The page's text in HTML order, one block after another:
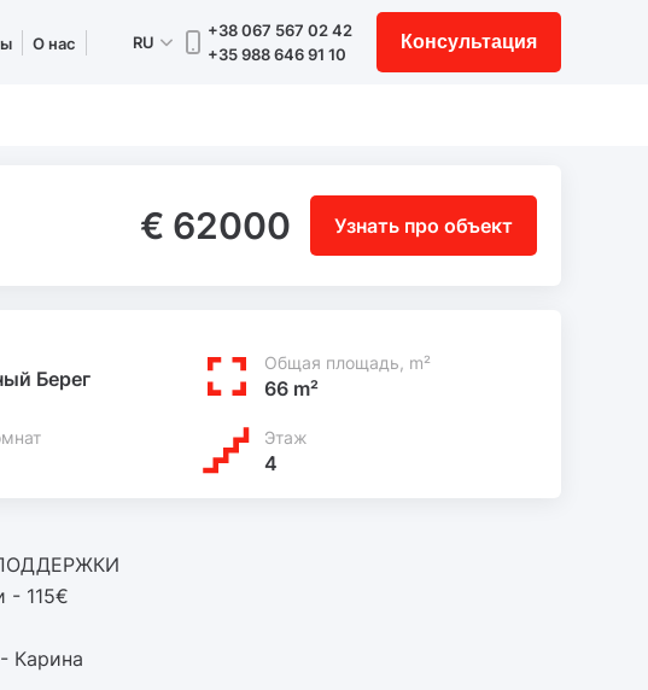
О нас RU
+38 067 567 02 42
+35 988 646 91 10
Консультация
€ 62000 Узнать про объект
Берег
Общая площадь, m²
66 m²
Этаж
4
- 115€
Карина